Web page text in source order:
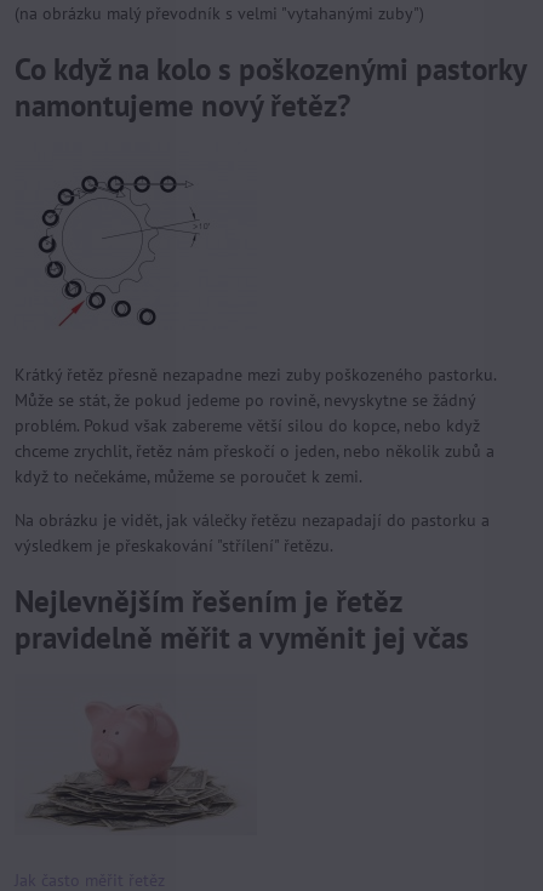
(na obrázku malý převodník s velmi "vytahanými zuby")
Co když na kolo s poškozenými pastorky
namontujeme nový řetěz?
Krátký řetěz přesně nezapadne mezi zuby poškozeného pastorku.
Může se stát, že pokud jedeme po rovině, nevyskytne se žádný
problém. Pokud však zabereme větší silou do kopce, nebo když
chceme zrychlit, řetěz nám přeskočí o jeden, nebo několik zubů a
když to nečekáme, můžeme se poroučet k zemi.
Na obrázku je vidět, jak válečky řetězu nezapadají do pastorku a
výsledkem je přeskakování "střílení" řetězu.
Nejlevnějším řešením je řetěz
pravidelně měřit a vyměnit jej včas